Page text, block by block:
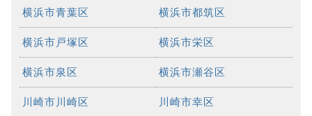
横浜市青葉区 横浜市都筑区
横浜市戸塚区 横浜市栄区
横浜市泉区 横浜市瀬谷区
川崎市川崎区 川崎市幸区